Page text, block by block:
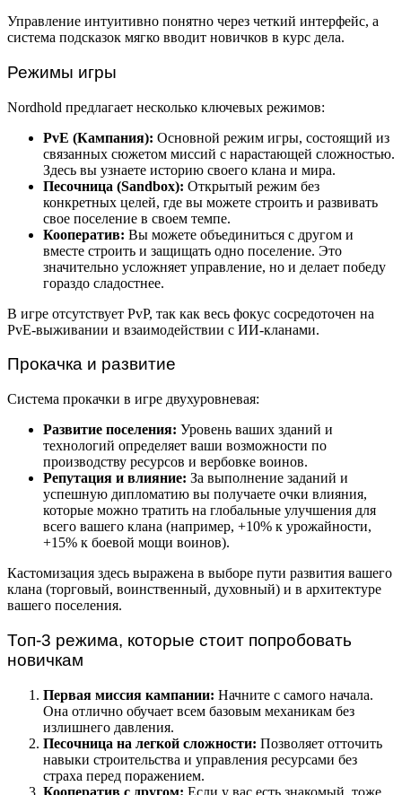
Управление интуитивно понятно через четкий интерфейс, а
система подсказок мягко вводит новичков в курс дела.
Режимы игры
Nordhold предлагает несколько ключевых режимов:
PvE (Кампания): Основной режим игры, состоящий из
связанных сюжетом миссий с нарастающей сложностью.
Здесь вы узнаете историю своего клана и мира.
Песочница (Sandbox): Открытый режим без
конкретных целей, где вы можете строить и развивать
свое поселение в своем темпе.
Кооператив: Вы можете объединиться с другом и
вместе строить и защищать одно поселение. Это
значительно усложняет управление, но и делает победу
гораздо сладостнее.
В игре отсутствует PvP, так как весь фокус сосредоточен на
PvE-выживании и взаимодействии с ИИ-кланами.
Прокачка и развитие
Система прокачки в игре двухуровневая:
Развитие поселения: Уровень ваших зданий и
технологий определяет ваши возможности по
производству ресурсов и вербовке воинов.
Репутация и влияние: За выполнение заданий и
успешную дипломатию вы получаете очки влияния,
которые можно тратить на глобальные улучшения для
всего вашего клана (например, +10% к урожайности,
+15% к боевой мощи воинов).
Кастомизация здесь выражена в выборе пути развития вашего
клана (торговый, воинственный, духовный) и в архитектуре
вашего поселения.
Топ-3 режима, которые стоит попробовать
новичкам
Первая миссия кампании: Начните с самого начала.
Она отлично обучает всем базовым механикам без
излишнего давления.
Песочница на легкой сложности: Позволяет отточить
навыки строительства и управления ресурсами без
страха перед поражением.
Кооператив с другом: Если у вас есть знакомый, тоже